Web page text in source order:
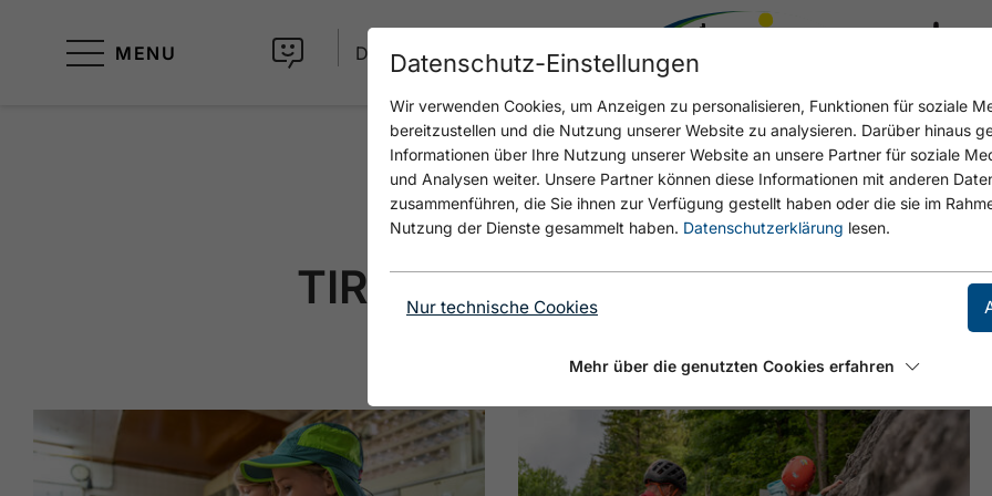
MENU DE
Lasst euch inspirieren!
TIROLS SPORT & VITAL PARK
Datenschutz-Einstellungen
Wir verwenden Cookies, um Anzeigen zu personalisieren, Funktionen für soziale
bereitzustellen und die Nutzung unserer Website zu analysieren. Darüber hinaus
Informationen über Ihre Nutzung unserer Website an unsere Partner für soziale
und Analysen weiter. Unsere Partner können diese Informationen mit anderen
zusammenführen, die Sie ihnen zur Verfügung gestellt haben oder die sie im
Nutzung der Dienste gesammelt haben. Datenschutzerklärung lesen.
Nur technische Cookies
Mehr über die genutzten Cookies erfahren